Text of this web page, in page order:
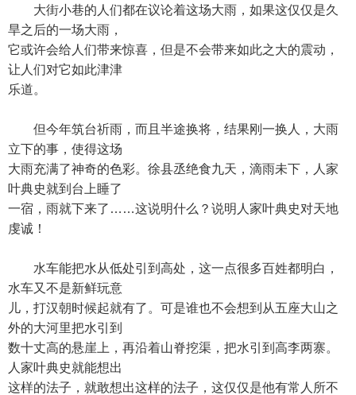
大街小巷的人们都在议论着这场大雨，如果这仅仅是久
旱之后的一场大雨，
它或许会给人们带来惊喜，但是不会带来如此之大的震动，
让人们对它如此津津
乐道。
但今年筑台祈雨，而且半途换将，结果刚一换人，大雨
立下的事，使得这场
大雨充满了神奇的色彩。徐县丞绝食九天，滴雨未下，人家
叶典史就到台上睡了
一宿，雨就下来了……这说明什么？说明人家叶典史对天地
虔诚！
水车能把水从低处引到高处，这一点很多百姓都明白，
水车又不是新鲜玩意
儿，打汉朝时候起就有了。可是谁也不会想到从五座大山之
外的大河里把水引到
数十丈高的悬崖上，再沿着山脊挖渠，把水引到高李两寨。
人家叶典史就能想出
这样的法子，就敢想出这样的法子，这仅仅是他有常人所不